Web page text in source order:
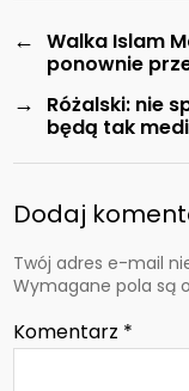
← Walka Islam
ponownie
→
Różalski: nie
będą tak
Dodaj
Twój adres e-mail
Wymagane pola są
Komentarz *